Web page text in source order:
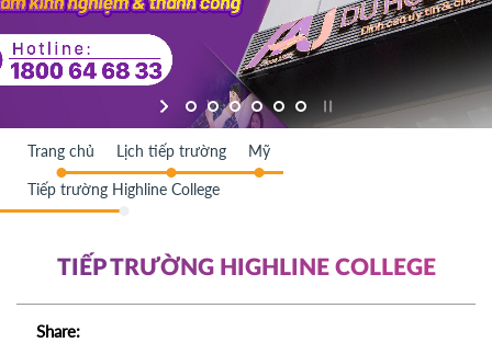
Trang chủ Lịch tiếp trường Mỹ
Tiếp trường Highline College
TIẾP TRƯỜNG HIGHLINE COLLEGE
Share: